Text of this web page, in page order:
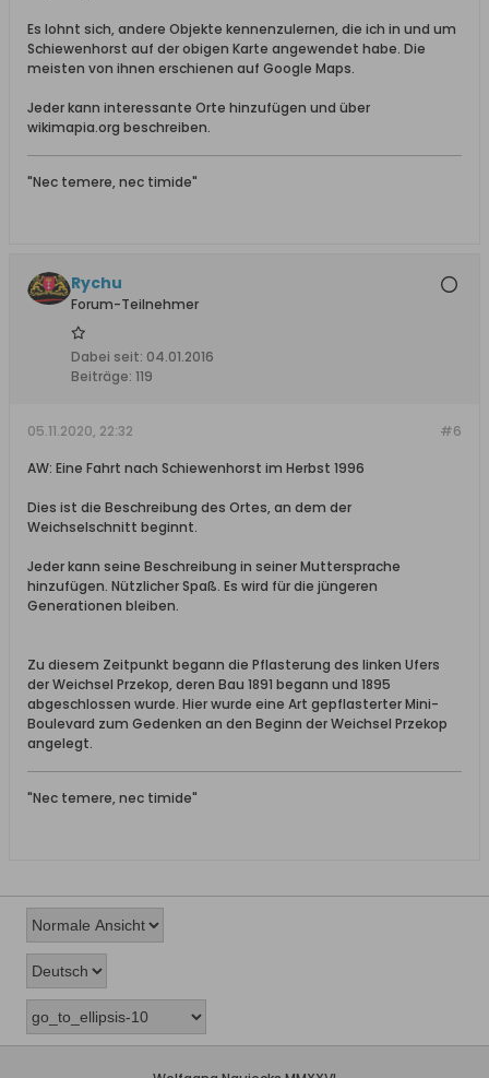
Es lohnt sich, andere Objekte kennenzulernen, die ich in und um
Schiewenhorst auf der obigen Karte angewendet habe. Die
meisten von ihnen erschienen auf Google Maps.
Jeder kann interessante Orte hinzufügen und über
wikimapia.org beschreiben.
"Nec temere, nec timide"
Rychu
Forum-Teilnehmer
Dabei seit: 04.01.2016
Beiträge: 119
#6
05.11.2020, 22:32
AW: Eine Fahrt nach Schiewenhorst im Herbst 1996
Dies ist die Beschreibung des Ortes, an dem der
Weichselschnitt beginnt.
Jeder kann seine Beschreibung in seiner Muttersprache
hinzufügen. Nützlicher Spaß. Es wird für die jüngeren
Generationen bleiben.
Zu diesem Zeitpunkt begann die Pflasterung des linken Ufers
der Weichsel Przekop, deren Bau 1891 begann und 1895
abgeschlossen wurde. Hier wurde eine Art gepflasterter Mini-
Boulevard zum Gedenken an den Beginn der Weichsel Przekop
angelegt.
"Nec temere, nec timide"